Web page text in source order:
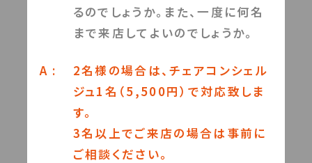
るのでしょうか。また、一度に何名
まで来店してよいのでしょうか。
A :
2名様の場合は、チェアコンシェル
ジュ1名（5,500円）で対応致しま
す。
3名以上でご来店の場合は事前に
ご相談ください。